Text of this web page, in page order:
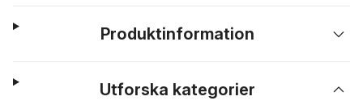
Produktinformation
Utforska kategorier